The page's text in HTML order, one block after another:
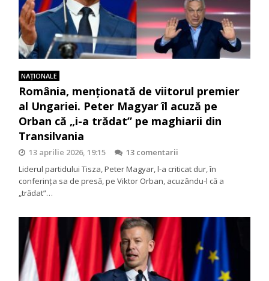
NAŢIONALE
România, menționată de viitorul premier
al Ungariei. Peter Magyar îl acuză pe
Orban că „i-a trădat” pe maghiarii din
Transilvania
13 aprilie 2026, 19:15
13 comentarii
Liderul partidului Tisza, Peter Magyar, l-a criticat dur, în
conferința sa de presă, pe Viktor Orban, acuzându-l că a
„trădat”…